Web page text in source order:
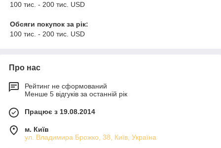
100 тис. - 200 тис. USD
Обсяги покупок за рік:
100 тис. - 200 тис. USD
Про нас
Рейтинг не сформований
Менше 5 відгуків за останній рік
Працює з 19.08.2014
м. Київ
ул. Владимира Брожко, 38, Київ, Україна